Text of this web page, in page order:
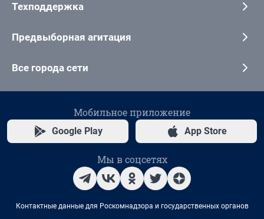
Техподдержка
Предвыборная агитация
Все города сети
Мобильное приложение
Google Play App Store
Мы в соцсетях
Контактные данные для Роскомнадзора и государственных органов